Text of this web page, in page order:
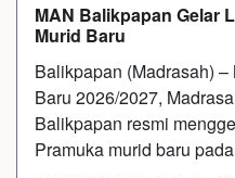
MAN Balikpapan Gelar
Murid Baru
Balikpapan (Madrasah)
Baru 2026/2027,
Balikpapan resmi
Pramuka murid baru